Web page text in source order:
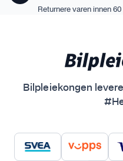
Returnere varen innen
Bilpleiekongen